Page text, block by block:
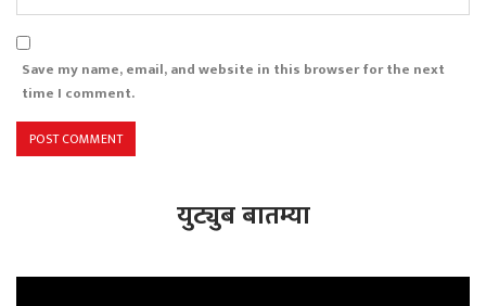
Save my name, email, and website in this browser for the next
time I comment.
युट्युब बातम्या